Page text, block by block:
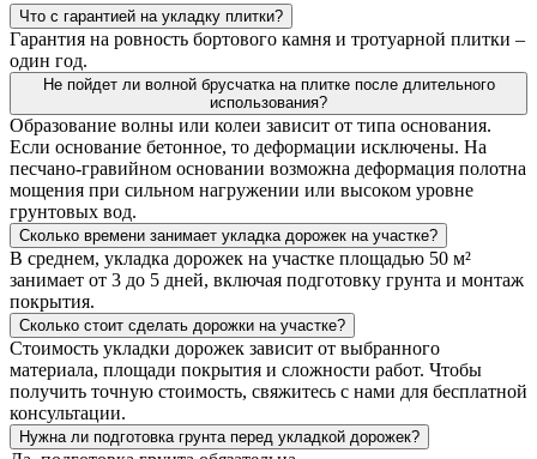
Что с гарантией на укладку плитки?
Гарантия на ровность бортового камня и тротуарной плитки –
один год.
Не пойдет ли волной брусчатка на плитке после длительного
использования?
Образование волны или колеи зависит от типа основания.
Если основание бетонное, то деформации исключены. На
песчано-гравийном основании возможна деформация полотна
мощения при сильном нагружении или высоком уровне
грунтовых вод.
Сколько времени занимает укладка дорожек на участке?
В среднем, укладка дорожек на участке площадью 50 м²
занимает от 3 до 5 дней, включая подготовку грунта и монтаж
покрытия.
Сколько стоит сделать дорожки на участке?
Стоимость укладки дорожек зависит от выбранного
материала, площади покрытия и сложности работ. Чтобы
получить точную стоимость, свяжитесь с нами для бесплатной
консультации.
Нужна ли подготовка грунта перед укладкой дорожек?